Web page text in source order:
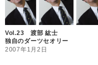
Vol.23 渡部 紘士
独自のダーツセオリー
2007年1月2日